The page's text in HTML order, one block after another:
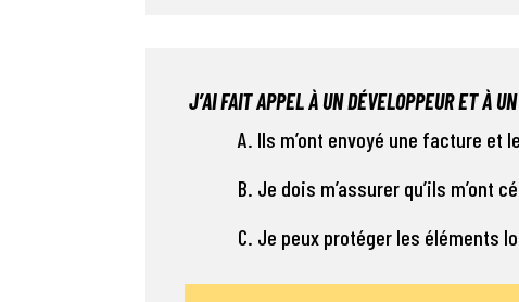
J’AI FAIT APPEL À UN DÉVELOPPEUR ET À
A. Ils m’ont envoyé une facture
B. Je dois m’assurer qu’ils
C. Je peux protéger les éléments